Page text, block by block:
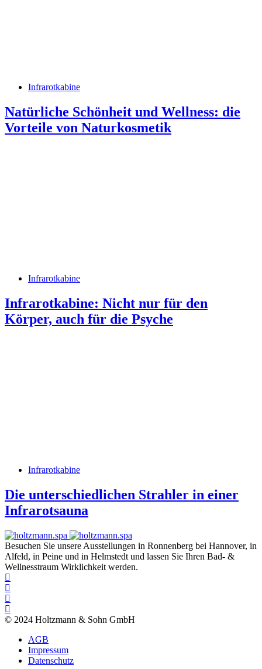
Infrarotkabine
Natürliche Schönheit und Wellness: die
Vorteile von Naturkosmetik
Infrarotkabine
Infrarotkabine: Nicht nur für den
Körper, auch für die Psyche
Infrarotkabine
Die unterschiedlichen Strahler in einer
Infrarotsauna
Besuchen Sie unsere Ausstellungen in Ronnenberg bei Hannover, in
Alfeld, in Peine und in Helmstedt und lassen Sie Ihren Bad- &
Wellnesstraum Wirklichkeit werden.
© 2024 Holtzmann & Sohn GmbH
AGB
Impressum
Datenschutz